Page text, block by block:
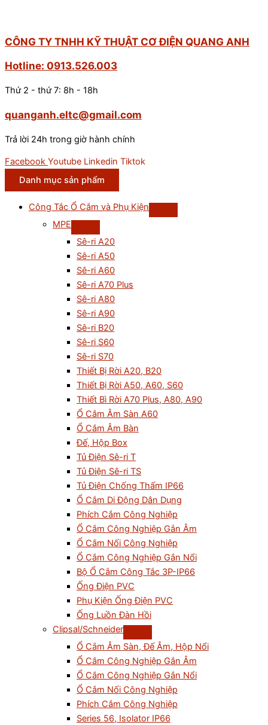
CÔNG TY TNHH KỸ THUẬT CƠ ĐIỆN QUANG ANH
Hotline: 0913.526.003
Thứ 2 - thứ 7: 8h - 18h
quanganh.eltc@gmail.com
Trả lời 24h trong giờ hành chính
Facebook Youtube Linkedin Tiktok
Danh mục sản phẩm
Công Tắc Ổ Cắm và Phụ Kiện
MPE
Sê-ri A20
Sê-ri A50
Sê-ri A60
Sê-ri A70 Plus
Sê-ri A80
Sê-ri A90
Sê-ri B20
Sê-ri S60
Sê-ri S70
Thiết Bị Rời A20, B20
Thiết Bị Rời A50, A60, S60
Thiết Bì Rời A70 Plus, A80, A90
Ổ Cắm Âm Sàn A60
Ổ Cắm Âm Bàn
Đế, Hộp Box
Tủ Điện Sê-ri T
Tủ Điện Sê-ri TS
Tủ Điện Chống Thấm IP66
Ổ Cắm Di Động Dân Dụng
Phích Cắm Công Nghiệp
Ổ Cắm Công Nghiệp Gắn Âm
Ổ Cắm Nối Công Nghiệp
Ổ Cắm Công Nghiệp Gắn Nổi
Bộ Ổ Cắm Công Tắc 3P-IP66
Ống Điện PVC
Phụ Kiện Ống Điện PVC
Ống Luồn Đàn Hồi
Clipsal/Schneider
Ổ Cắm Âm Sàn, Đế Âm, Hộp Nổi
Ổ Cắm Công Nghiệp Gắn Âm
Ổ Cắm Công Nghiệp Gắn Nổi
Ổ Cắm Nối Công Nghiệp
Phích Cắm Công Nghiệp
Series 56, Isolator IP66